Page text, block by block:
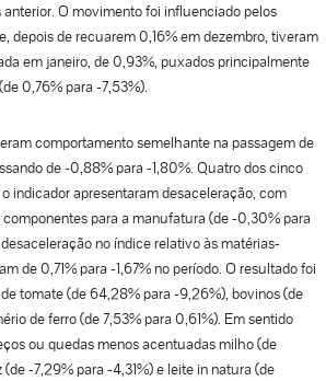
O movimento foi influenciado pelos
depois de recuarem 0,16% em dezembro, tiveram
em janeiro, de 0,93%, puxados principalmente
0,76% para -7,53%).
comportamento semelhante na passagem de
de -0,88% para -1,80%. Quatro dos cinco
indicador apresentaram desaceleração, com
para a manufatura (de -0,30% para
no índice relativo às matérias-
de 0,71% para -1,67% no período. O resultado foi
tomate (de 64,28% para -9,26%), bovinos (de
de ferro (de 7,53% para 0,61%). Em sentido
ou quedas menos acentuadas milho (de
-7,29% para -4,31%) e leite in natura (de